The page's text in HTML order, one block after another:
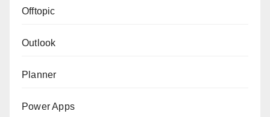
Offtopic
Outlook
Planner
Power Apps